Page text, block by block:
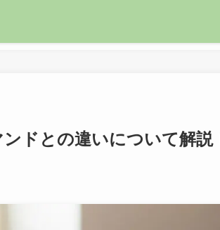
ドとの違いについて解説